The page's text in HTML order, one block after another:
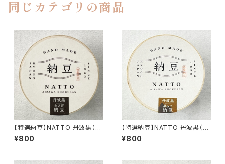
同じカテゴリの商品
【特選納豆】NATTO 丹波黒（タ
レわさび）
¥800
【特選納豆】NATTO 丹波黒（黒
みつ）
¥800